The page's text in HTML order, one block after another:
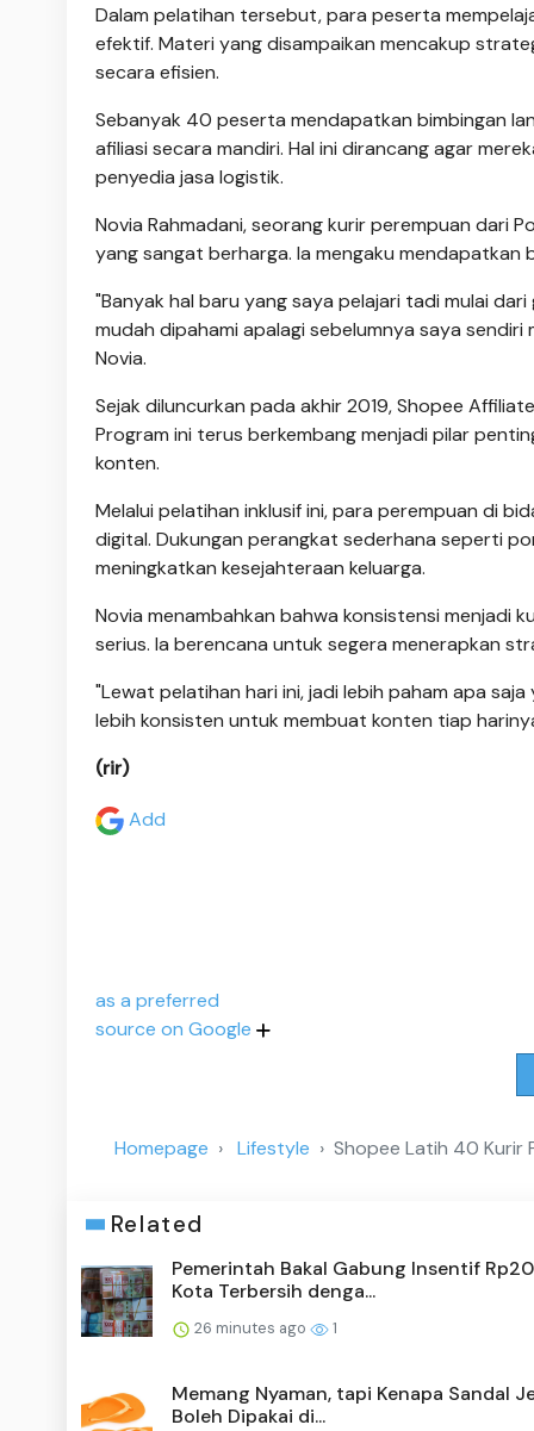
Dalam pelatihan tersebut, para peserta
efektif. Materi yang disampaikan mencakup
secara efisien.
Sebanyak 40 peserta mendapatkan bimbingan
afiliasi secara mandiri. Hal ini dirancang agar
penyedia jasa logistik.
Novia Rahmadani, seorang kurir perempuan dari
yang sangat berharga. Ia mengaku
"Banyak hal baru yang saya pelajari tadi mulai
mudah dipahami apalagi sebelumnya saya
Novia.
Sejak diluncurkan pada akhir 2019, Shopee
Program ini terus berkembang menjadi pilar
konten.
Melalui pelatihan inklusif ini, para perempuan di
digital. Dukungan perangkat sederhana seperti
meningkatkan kesejahteraan keluarga.
Novia menambahkan bahwa konsistensi menjadi
serius. Ia berencana untuk segera menerapkan
"Lewat pelatihan hari ini, jadi lebih paham apa
lebih konsisten untuk membuat konten tiap
(rir)
Add
as a preferred
source on Google
Homepage Lifestyle Shopee Latih 40 Kurir
Related
Pemerintah Bakal Gabung Insentif
Kota Terbersih denga...
26 minutes ago 1
Memang Nyaman, tapi Kenapa Sandal
Boleh Dipakai di...